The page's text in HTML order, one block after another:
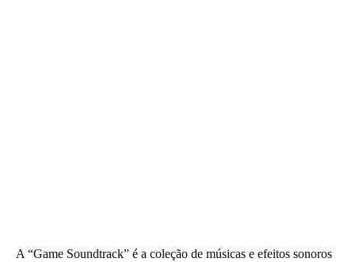
A “Game Soundtrack” é a coleção de músicas e efeitos sonoros